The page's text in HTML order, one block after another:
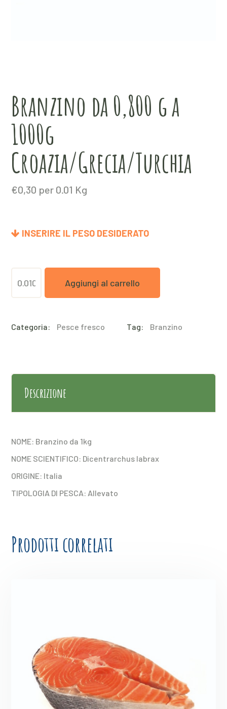
Branzino da 0,800 g a
1000g
Croazia/Grecia/Turchia
€0,30 per 0.01 Kg
INSERIRE IL PESO DESIDERATO
g
Croazia/Grecia/Turchia
quantità
Aggiungi al carrello
Categoria: Pesce fresco Tag: Branzino
Descrizione
NOME: Branzino da 1kg
NOME SCIENTIFICO: Dicentrarchus labrax
ORIGINE: Italia
TIPOLOGIA DI PESCA: Allevato
Prodotti correlati